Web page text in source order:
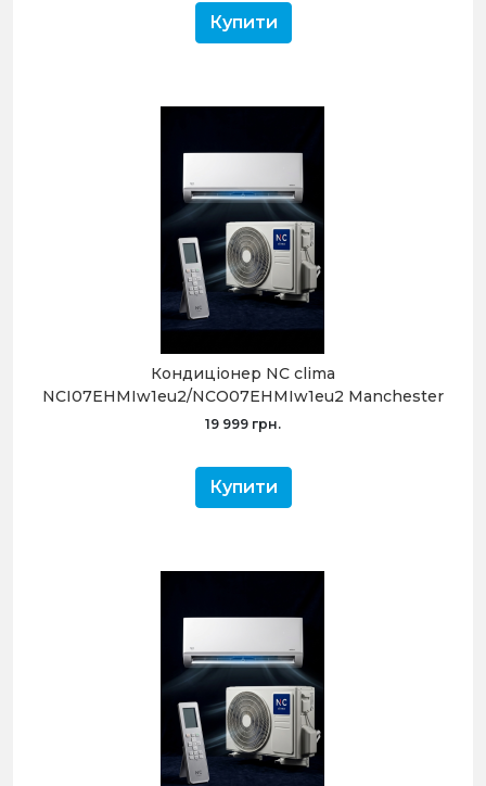
Купити
Кондиціонер NC clima
NCI07EHMIw1eu2/NCO07EHMIw1eu2 Manchester
2.0 (-20°C)
19 999 грн.
Купити